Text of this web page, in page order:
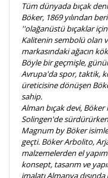
Tüm dünyada bıçak
Böker, 1869 yılından
''olağanüstü bıçaklar
Kalitenin sembolü olan
markasındaki ağacın
Böyle bir geçmişle,
Avrupa'da spor, taktik,
üreticisine dönüşen
sahip.
Alman bıçak devi,
Solingen'de
Magnum by Böker
geçti. Böker Arbolito,
malzemelerden el
konsept, tasarım ve
imalatı Almanya